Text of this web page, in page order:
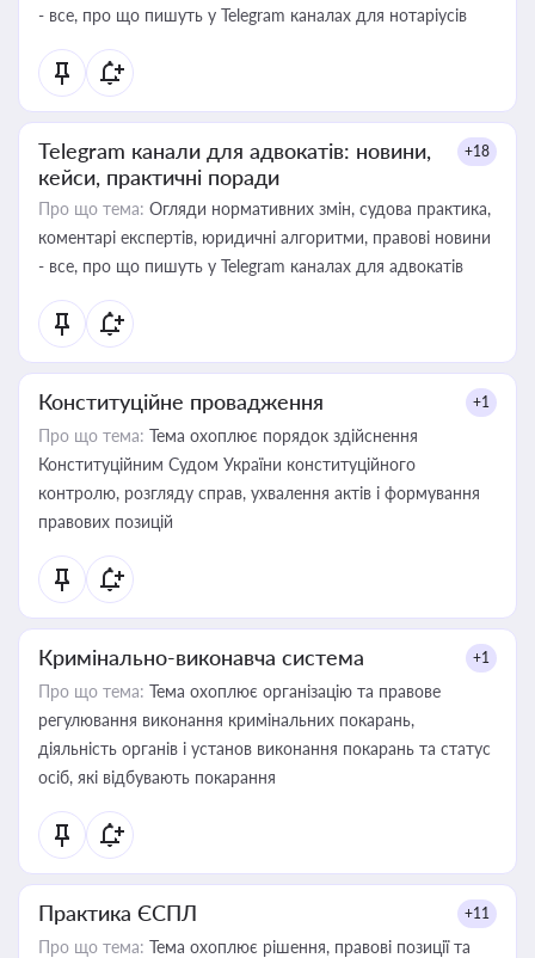
- все, про що пишуть у Telegram каналах для нотаріусів
Telegram канали для адвокатів: новини,
кейси, практичні поради
+18
Про що тема: Огляди нормативних змін, судова практика,
коментарі експертів, юридичні алгоритми, правові новини
- все, про що пишуть у Telegram каналах для адвокатів
Конституційне провадження +1
Про що тема: Тема охоплює порядок здійснення
Конституційним Судом України конституційного
контролю, розгляду справ, ухвалення актів і формування
правових позицій
Кримінально-виконавча система +1
Про що тема: Тема охоплює організацію та правове
регулювання виконання кримінальних покарань,
діяльність органів і установ виконання покарань та статус
осіб, які відбувають покарання
Практика ЄСПЛ +11
Про що тема: Тема охоплює рішення, правові позиції та